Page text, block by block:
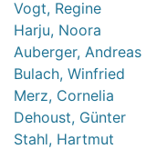
Vogt, Regine
Harju, Noora
Auberger, Andreas
Bulach, Winfried
Merz, Cornelia
Dehoust, Günter
Stahl, Hartmut